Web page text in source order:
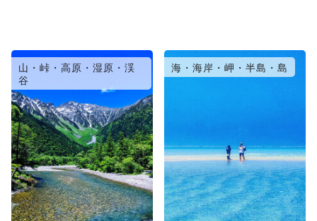
山・峠・高原・湿原・渓
谷
海・海岸・岬・半島・島